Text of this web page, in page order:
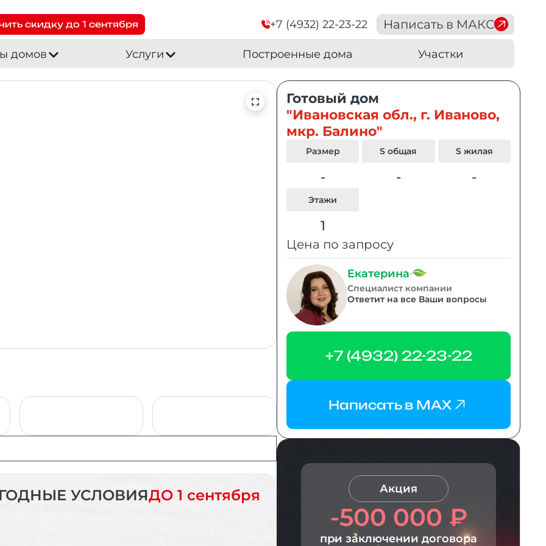
скидку до 1 сентября +7 (4932) 22-23-22 Написать в МАКС
домов Услуги Построенные дома Участки
УСЛОВИЯДО 1 сентября
Готовый дом
"Ивановская обл., г. Иваново,
мкр. Балино"
Размер
-
S общая
-
S жилая
-
Этажи
1
Цена по запросу
Екатерина
Специалист компании
Ответит на все Ваши вопросы
+7 (4932) 22-23-22
Написать в MAX
Акция
-500 000 ₽
при заключении договора